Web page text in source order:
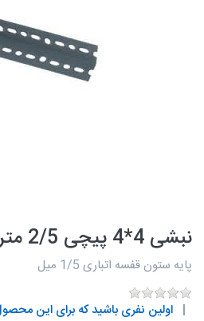
نبشی 4*4 پیچی 2/5 متری
پایه ستون قفسه اتباری 1/5 میل
اولین نفری باشید که برای این